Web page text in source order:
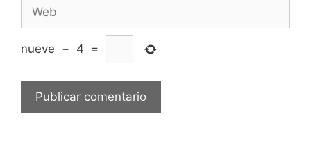
nueve − 4 =